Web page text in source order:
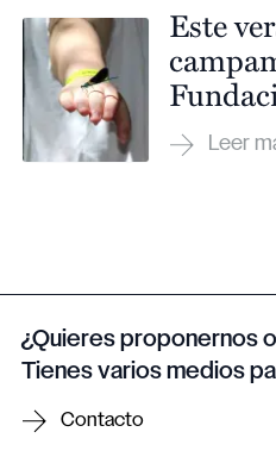
Este
¿Quieres proponernos
Tienes varios medios
Contacto